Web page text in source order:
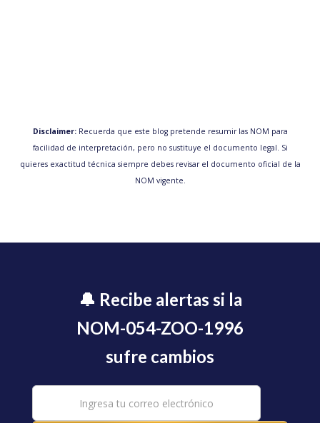
Disclaimer: Recuerda que este blog pretende resumir las NOM para
facilidad de interpretación, pero no sustituye el documento legal. Si
quieres exactitud técnica siempre debes revisar el documento oficial de la
NOM vigente.
🔔 Recibe alertas si la
NOM-054-ZOO-1996
sufre cambios